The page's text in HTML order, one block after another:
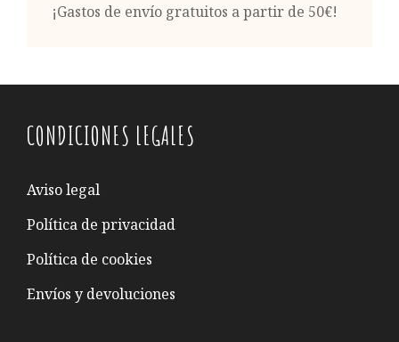
¡Gastos de envío gratuitos a partir de 50€!
CONDICIONES LEGALES
Aviso legal
Política de privacidad
Política de cookies
Envíos y devoluciones